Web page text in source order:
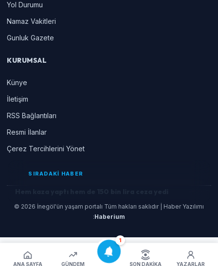
ANA SAYFA GÜNDEM
1
SON DAKIKA YAZARLAR
Yol Durumu
Namaz Vakitleri
Gunluk Gazete
KURUMSAL
Künye
İletişim
RSS Bağlantıları
Resmi İlanlar
Çerez Tercihlerini Yönet
© 2026 İnegöl'ün yaşam portalı Tüm hakları saklıdır | Haber Yazılımı
:Haberium
SIRADAKİ HABER